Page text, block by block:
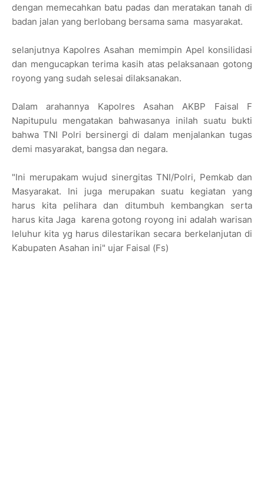
dengan memecahkan batu padas dan meratakan tanah di
badan jalan yang berlobang bersama sama masyarakat.
selanjutnya Kapolres Asahan memimpin Apel konsilidasi
dan mengucapkan terima kasih atas pelaksanaan gotong
royong yang sudah selesai dilaksanakan.
Dalam arahannya Kapolres Asahan AKBP Faisal F
Napitupulu mengatakan bahwasanya inilah suatu bukti
bahwa TNI Polri bersinergi di dalam menjalankan tugas
demi masyarakat, bangsa dan negara.
"Ini merupakam wujud sinergitas TNI/Polri, Pemkab dan
Masyarakat. Ini juga merupakan suatu kegiatan yang
harus kita pelihara dan ditumbuh kembangkan serta
harus kita Jaga karena gotong royong ini adalah warisan
leluhur kita yg harus dilestarikan secara berkelanjutan di
Kabupaten Asahan ini" ujar Faisal (Fs)